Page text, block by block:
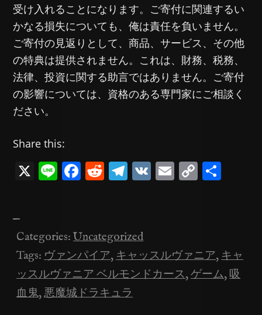
受け入れることになります。ご寄付に関連するい
かなる損失についても、俺は責任を負いません。
ご寄付の見返りとして、商品、サービス、その他
の特典は提供されません。これは、財務、税務、
法律、投資に関する助言ではありません。ご寄付
の影響については、資格のある専門家にご相談く
ださい。
Share this:
X Li F
e
b
o
o
k
R
t
T
gr
a
m
V E C
Li
n
k
—
Categories:Uncategorized
Tags: ヴァンパイア, キャッスルヴァニア, キャ
ッスルヴァニア ベルモンドカース,ゲーム, 吸
血鬼,悪魔城ドラキュラ